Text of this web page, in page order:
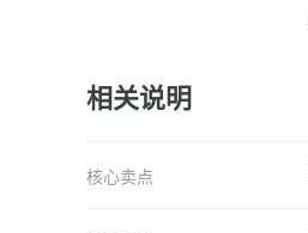
相关说明
核心卖点